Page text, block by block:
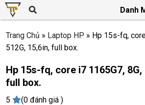
Danh
Trang Chủ » Laptop HP » Hp 15s-fq,
512G, 15,6in, full box.
Hp 15s-fq, core i7 1165G7, 8G,
full box.
5 (0 đánh giá )